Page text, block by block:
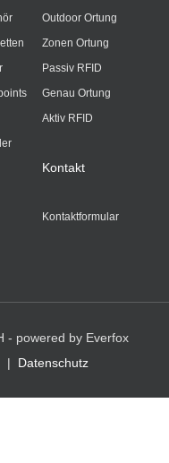
Outdoor Ortung
Zonen Ortung
Passiv RFID
Genau Ortung
Aktiv RFID
Kontakt
Kontaktformular
- powered by Everfox
| Datenschutz